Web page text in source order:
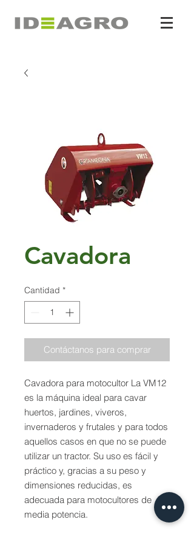
Cavadora
Cantidad *
Contáctanos para comprar
Cavadora para motocultor La VM12
es la máquina ideal para cavar
huertos, jardines, viveros,
invernaderos y frutales y para todos
aquellos casos en que no se puede
utilizar un tractor. Su uso es fácil y
práctico y, gracias a su peso y
dimensiones reducidas, es
adecuada para motocultores de
media potencia.